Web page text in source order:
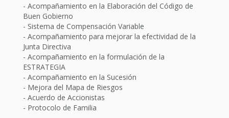
Acompañamiento en la Elaboración del Código de
Buen Gobierno
Sistema de Compensación Variable
Acompañamiento para mejorar la efectividad de la
Junta Directiva
Acompañamiento en la formulación de la
ESTRATEGIA
Acompañamiento en la Sucesión
Mejora del Mapa de Riesgos
Acuerdo de Accionistas
Protocolo de Familia